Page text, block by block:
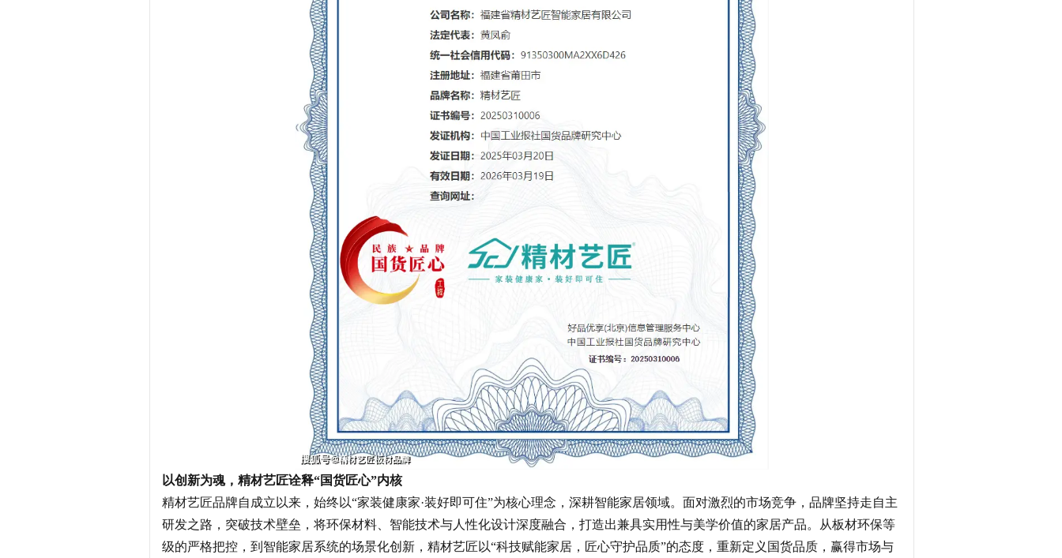
以创新为魂，精材艺匠诠释“国货匠心”内核
精材艺匠品牌自成立以来，始终以“家装健康家·装好即可住”为核心理念，深耕智能家居领域。面对激烈的市场竞争，品牌坚持走自主
研发之路，突破技术壁垒，将环保材料、智能技术与人性化设计深度融合，打造出兼具实用性与美学价值的家居产品。从板材环保等
级的严格把控，到智能家居系统的场景化创新，精材艺匠以“科技赋能家居，匠心守护品质”的态度，重新定义国货品质，赢得市场与